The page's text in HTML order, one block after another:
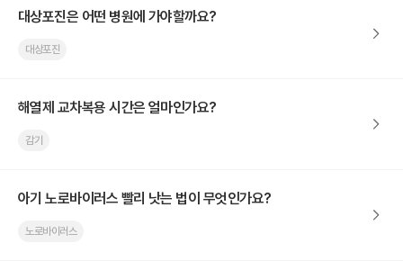
대상포진은 어떤 병원에 가야할까요?
대상포진
해열제 교차복용 시간은 얼마인가요?
감기
아기 노로바이러스 빨리 낫는 법이 무엇인가요?
노로바이러스